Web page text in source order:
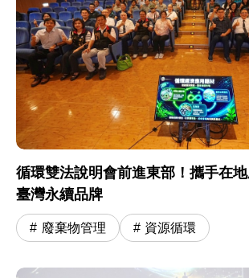
循環雙法說明會前進東部！攜手在地產
臺灣永續品牌
廢棄物管理 資源循環